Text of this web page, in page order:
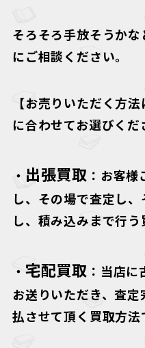
そろそろ手放そうか
にご相談ください。
【お売りいただく方法
に合わせてお選びくだ
・ 出張買取 ：お客
し、その場で査定し
し、積み込みまで行う
・ 宅配買取 ：当店
お送りいただき、査
払させて頂く買取方法